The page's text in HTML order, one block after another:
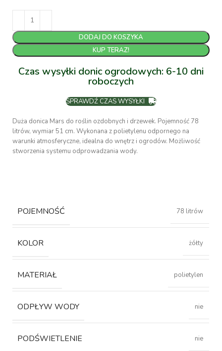
DODAJ DO KOSZYKA
KUP TERAZ!
Czas wysyłki donic ogrodowych: 6-10 dni
roboczych
SPRAWDŹ CZAS WYSYŁKI
Duża donica Mars do roślin ozdobnych i drzewek. Pojemność 78
litrów, wymiar 51 cm. Wykonana z polietylenu odpornego na
warunki atmosferyczne, idealna do wnętrz i ogrodów. Możliwość
stworzenia systemu odprowadzania wody.
POJEMNOŚĆ 78 litrów
KOLOR żółty
MATERIAŁ polietylen
ODPŁYW WODY nie
PODŚWIETLENIE nie